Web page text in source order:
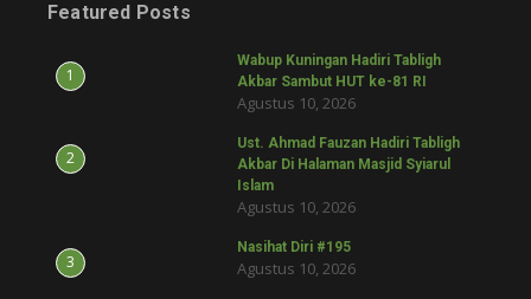
Featured Posts
1
Wabup Kuningan Hadiri Tabligh
Akbar Sambut HUT ke-81 RI
Agustus 10, 2026
2
Ust. Ahmad Fauzan Hadiri Tabligh
Akbar Di Halaman Masjid Syiarul
Islam
Agustus 10, 2026
3
Nasihat Diri #195
Agustus 10, 2026